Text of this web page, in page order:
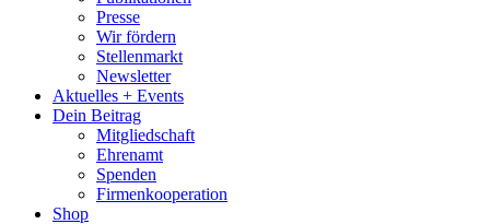
Presse
Wir fördern
Stellenmarkt
Newsletter
Aktuelles + Events
Dein Beitrag
Mitgliedschaft
Ehrenamt
Spenden
Firmenkooperation
Shop